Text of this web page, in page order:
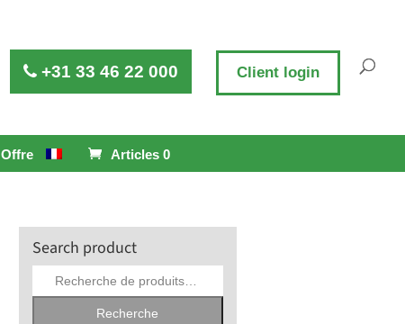
Offre Articles 0
+31 33 46 22 000 Client login
Search product
Recherche
Recherche